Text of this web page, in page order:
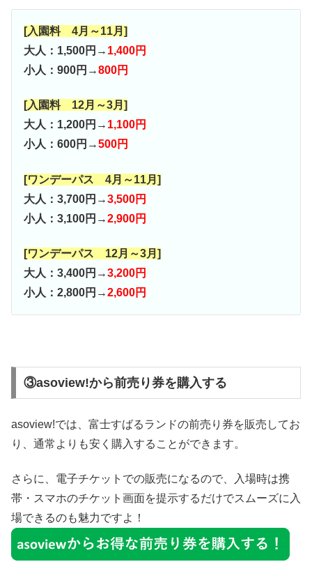
[入園料 4月～11月]
大人：1,500円→ 1,400円
小人：900円→800円
[入園料 12月～3月]
大人：1,200円→ 1,100円
小人：600円→500円
[ワンデーパス 4月～11月]
大人：3,700円→3,500円
小人：3,100円→2,900円
[ワンデーパス 12月～3月]
大人：3,400円→3,200円
小人：2,800円→2,600円
③asoview!から前売り券を購入する
asoview!では、富士すばるランドの前売り券を販売してお
り、通常よりも安く購入することができます。
さらに、電子チケットでの販売になるので、入場時は携
帯・スマホのチケット画面を提示するだけでスムーズに入
場できるのも魅力ですよ！